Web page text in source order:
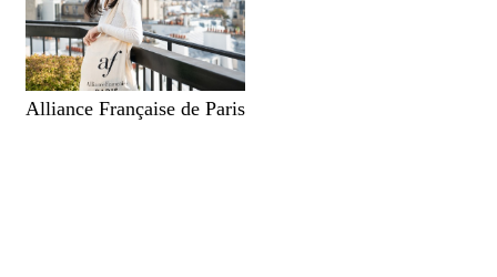
Alliance Française de Paris